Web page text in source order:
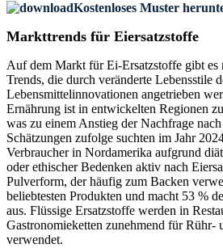
Kostenloses Muster
Markttrends für Eiersatzstoffe
Auf dem Markt für Ei-Ersatzstoffe gibt es
Trends, die durch veränderte Lebensstile
Lebensmittelinnovationen angetrieben
Ernährung ist in entwickelten Regionen
was zu einem Anstieg der Nachfrage
Schätzungen zufolge suchten im Jahr
Verbraucher in Nordamerika aufgrund
oder ethischer Bedenken aktiv nach
Pulverform, der häufig zum Backen
beliebtesten Produkten und macht 53 %
aus. Flüssige Ersatzstoffe werden in
Gastronomieketten zunehmend für Rühr-
verwendet.